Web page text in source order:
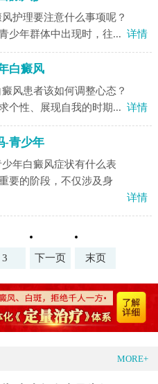
护理要注意什么事项呢？
少年群体中出现时，往... 详情
白癜风
风患者该如何调整心态？
个性、展现自我的时期... 详情
-青少年
年白癜风症状有什么表
要的阶段，不仅涉及身
详情
3 下一页 末页
MORE+